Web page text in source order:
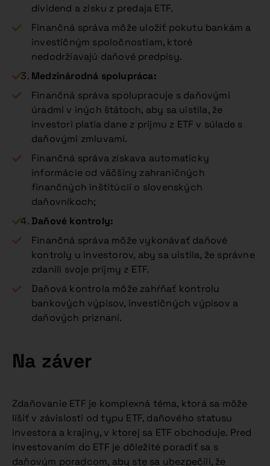
dividend a zisku z predaja ETF.
Finančná správa môže uložiť pokutu bankám a
investičným spoločnostiam, ktoré
nedodržiavajú daňové predpisy.
Medzinárodná spolupráca:
Finančná správa spolupracuje s daňovými
úradmi v iných štátoch, aby sa uistila, že
investori platia dane z príjmu z ETF v súlade s
daňovými zmluvami.
Finančná správa získava automaticky
informácie od väčšiny zahraničných
finančných inštitúcií o slovenských
daňovníkoch;
Daňové kontroly:
Finančná správa môže vykonávať daňové
kontroly u investorov, aby sa uistila, že správne
zdanili svoje príjmy z ETF.
Daňová kontrola môže zahŕňať kontrolu
bankových výpisov, investičných výpisov a
daňových priznaní.
Na záver
Zdaňovanie ETF je komplexná téma, ktorá sa môže
líšiť v závislosti od typu ETF, daňového statusu
investora a krajiny, v ktorej sa ETF obchoduje. Pred
investovaním do ETF je dôležité poradiť sa s
daňovým poradcom, aby ste sa ubezpečili, že